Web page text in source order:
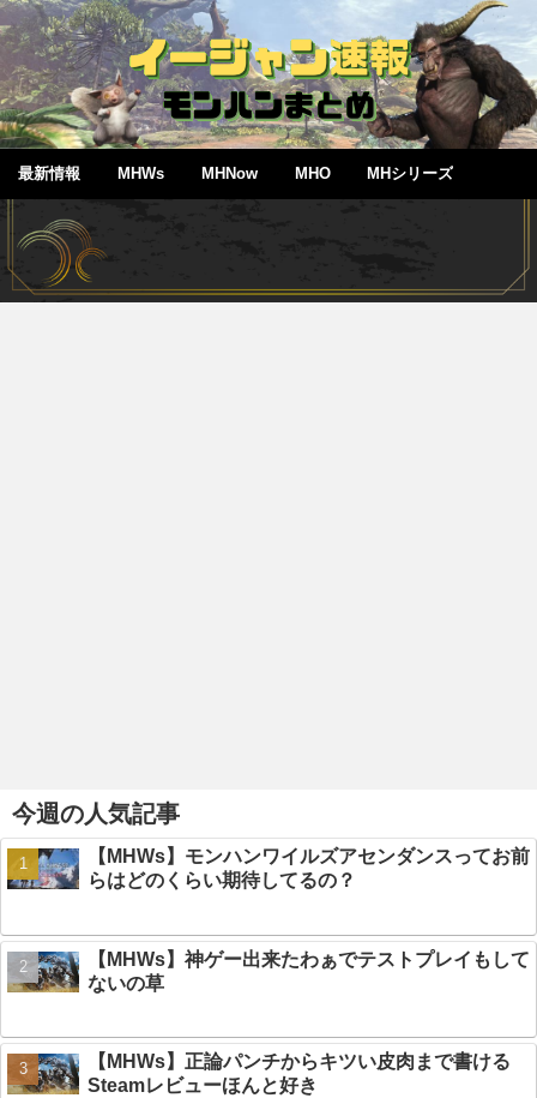
最新情報 MHWs MHNow MHO MHシリーズ
今週の人気記事
【MHWs】モンハンワイルズアセンダンスってお前
らはどのくらい期待してるの？
【MHWs】神ゲー出来たわぁでテストプレイもして
ないの草
【MHWs】正論パンチからキツい皮肉まで書ける
Steamレビューほんと好き